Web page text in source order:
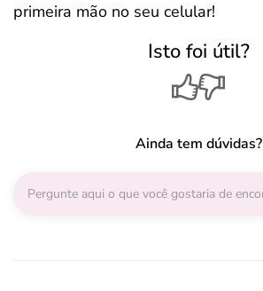
primeira mão no seu celular!
Isto foi útil?
Ainda tem dúvidas?